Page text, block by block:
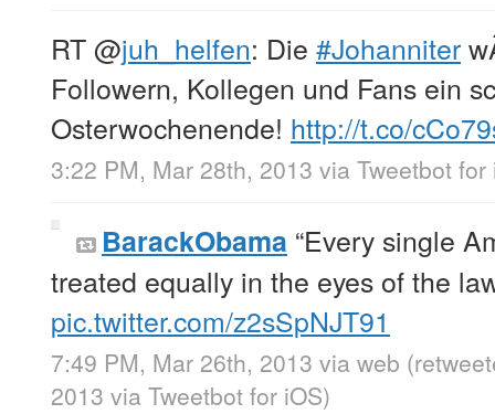
RT@juh_helfen: Die #Johanniter
Followern, Kollegen und Fans ein
Osterwochenende! http://t.co/
3:22 PM, Mar 28th, 2013 via Tweetbot for
BarackObama “Every single
treated equally in the eyes of the
pic.twitter.com/z2sSpNJT91
7:49 PM, Mar 26th, 2013 via web
2013 via Tweetbot for iOS)